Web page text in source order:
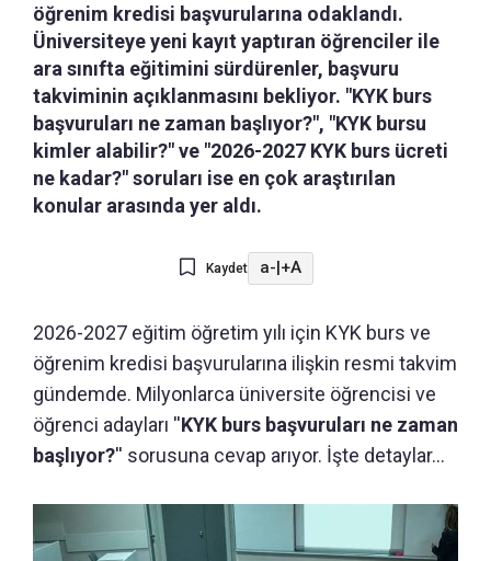
öğrenim kredisi başvurularına odaklandı.
Üniversiteye yeni kayıt yaptıran öğrenciler ile
ara sınıfta eğitimini sürdürenler, başvuru
takviminin açıklanmasını bekliyor. "KYK burs
başvuruları ne zaman başlıyor?", "KYK bursu
kimler alabilir?" ve "2026-2027 KYK burs ücreti
ne kadar?" soruları ise en çok araştırılan
konular arasında yer aldı.
Kaydet a- +A
2026-2027 eğitim öğretim yılı için KYK burs ve
öğrenim kredisi başvurularına ilişkin resmi takvim
gündemde. Milyonlarca üniversite öğrencisi ve
öğrenci adayları ''KYK burs başvuruları ne zaman
başlıyor?'' sorusuna cevap arıyor. İşte detaylar...